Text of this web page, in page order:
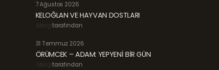
7 Ağustos 2026
KELOĞLAN VE HAYVAN DOSTLARI
Margitarafından
31 Temmuz 2026
ÖRÜMCEK – ADAM: YEPYENİ BİR GÜN
Margitarafından